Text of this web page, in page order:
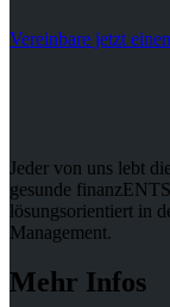
Vereinbare jetzt
Jeder von uns lebt
gesunde
lösungsorientiert in
Management.
Mehr Infos